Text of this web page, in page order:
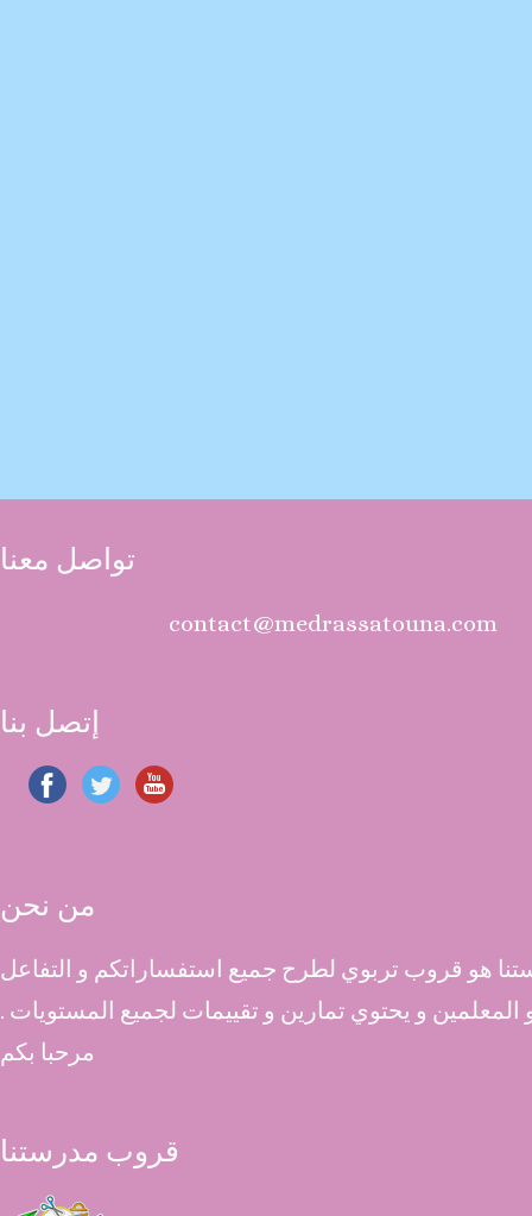
تواصل معنا
contact@medrassatouna.com
إتصل بنا
من نحن
هو قروب تربوي لطرح جميع استفساراتكم و التفاعل
و المعلمين و يحتوي تمارين و تقييمات لجميع المستويات .
مرحبا بكم
قروب مدرستنا